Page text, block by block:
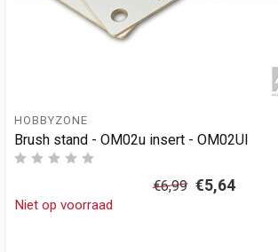
HOBBYZONE
Brush stand - OM02u insert - OM02UI
€6,99 €5,64
Niet op voorraad